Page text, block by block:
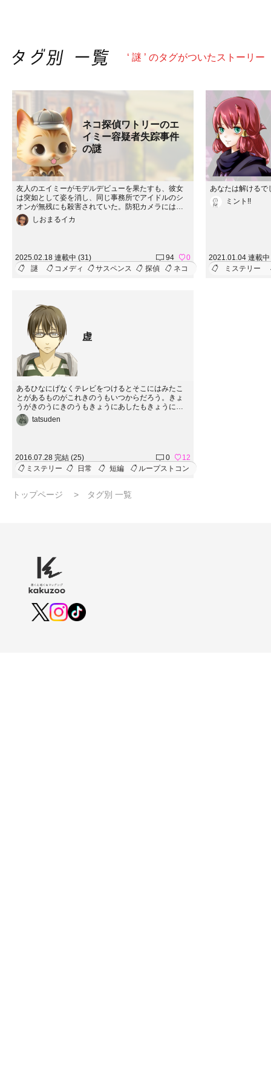
‘ 謎 ’ のタグがついたストーリー
ネコ探偵ワトリーのエ
イミー容疑者失踪事件
の謎
友人のエイミーがモデルデビューを果たすも、彼女
は突如として姿を消し、同じ事務所でアイドルのシ
オンが無残にも殺害されていた。防犯カメラにはエ
イミーが現場から慌てて立ち去る姿が映り、彼女に
殺人の疑いがかかる。エイミーの無実を信じるワト
しおまるイカ
2025.02.18 連載中 (31) 94
0
謎
コメディ サスペンス 探偵 ネコ
あなたは解けるで
ミント!!
2021.01.04 連載
ミステリー
虚
あるひなにげなくテレビをつけるとそこにはみたこ
とがあるものがこれきのうもいつからだろう。きょ
うがきのうにきのうもきょうにあしたもきょうにそ
んなふうになってしまったのは
tatsuden
2016.07.28 完結 (25) 0
12
ミステリー
日常 短編 ループストコン
トップページ タグ別 一覧